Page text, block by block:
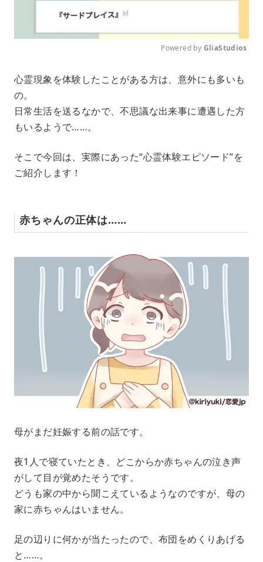
u
e
Powered by GliaStudios
心霊現象を体験したことがある方は、意外にも多いも
の。
日常生活を送るなかで、不思議な出来事に遭遇した方
もいるようで……。
そこで今回は、実際にあった“心霊体験エピソード”を
ご紹介します！
赤ちゃんの正体は……
母がまだ妊娠する前の話です。
夜1人で寝ていたとき、どこからか赤ちゃんの泣き声
がして目が覚めたそうです。
どうも家の中から聞こえているようなのですが、母の
家に赤ちゃんはいません。
足の辺りに何かが当たったので、布団をめくりあげる
と……。